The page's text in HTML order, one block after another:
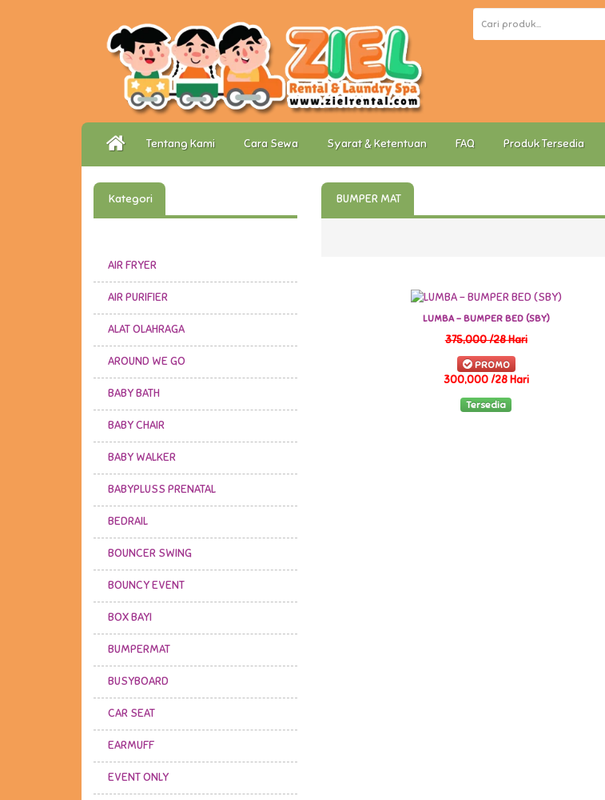
Tentang Kami Cara Sewa Syarat & Ketentuan FAQ Produk Tersedia
Kategori
AIR FRYER
AIR PURIFIER
ALAT OLAHRAGA
AROUND WE GO
BABY BATH
BABY CHAIR
BABY WALKER
BABYPLUSS PRENATAL
BEDRAIL
BOUNCER SWING
BOUNCY EVENT
BOX BAYI
BUMPERMAT
BUSYBOARD
CAR SEAT
EARMUFF
EVENT ONLY
BUMPER MAT
LUMBA - BUMPER BED (SBY)
375,000 /28 Hari
PROMO
300,000 /28 Hari
Tersedia